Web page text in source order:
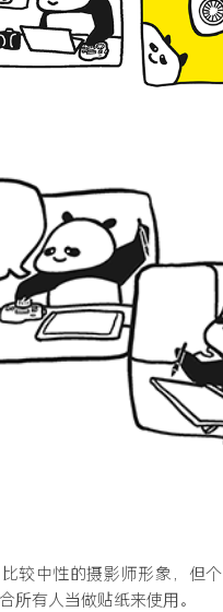
较中性的摄影师形象，但
所有人当做贴纸来使用。